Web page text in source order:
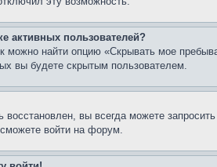
активных пользователей?
можно найти опцию «Скрывать мое
вы будете скрытым пользователем.
вы всегда можете
войти на форум.